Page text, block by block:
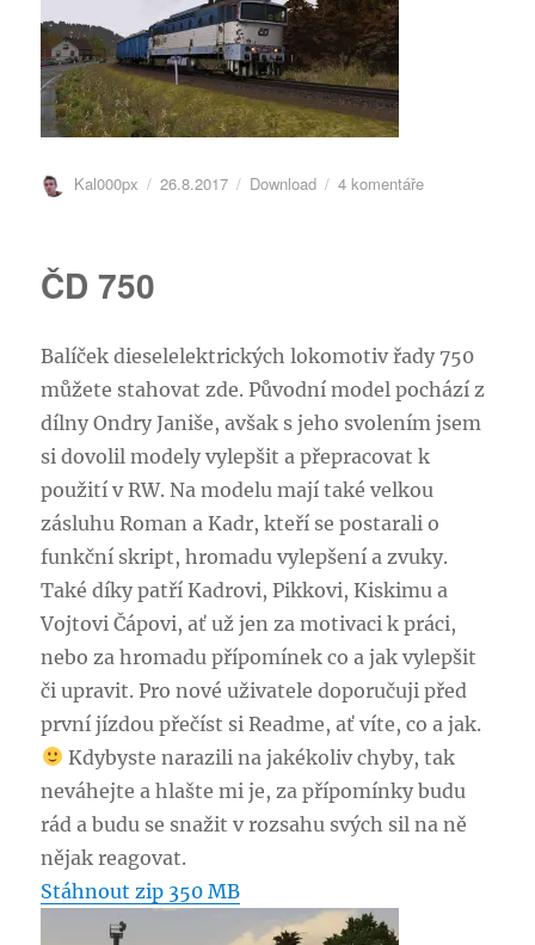
Autor:
Kal000px Publikováno:
26.8.2017 Rubriky:
Download 4 komentářeu
ČD 750
Balíček dieselelektrických lokomotiv řady 750
můžete stahovat zde. Původní model pochází z
dílny Ondry Janiše, avšak s jeho svolením jsem
si dovolil modely vylepšit a přepracovat k
použití v RW. Na modelu mají také velkou
zásluhu Roman a Kadr, kteří se postarali o
funkční skript, hromadu vylepšení a zvuky.
Také díky patří Kadrovi, Pikkovi, Kiskimu a
Vojtovi Čápovi, ať už jen za motivaci k práci,
nebo za hromadu přípomínek co a jak vylepšit
či upravit. Pro nové uživatele doporučuji před
první jízdou přečíst si Readme, ať víte, co a jak.
Kdybyste narazili na jakékoliv chyby, tak
neváhejte a hlašte mi je, za přípomínky budu
rád a budu se snažit v rozsahu svých sil na ně
nějak reagovat.
Stáhnout zip 350 MB